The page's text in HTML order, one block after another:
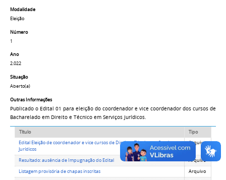
Modalidade
Eleição
Número
1
Ano
2.022
Situação
Aberto(a)
Outras Informações
Publicado o Edital 01 para eleição do coordenador e vice coordenador dos cursos de
Bacharelado em Direito e Técnico em Serviços Jurídicos.
Título
Tipo
Edital Eleição de coordenador e vice cursos de Direito e Técnico em Serviços
Jurídicos
Arquivo
Resultado: ausência de Impugnação do Edital
Arquivo
Listagem provisória de chapas inscritas
Arquivo